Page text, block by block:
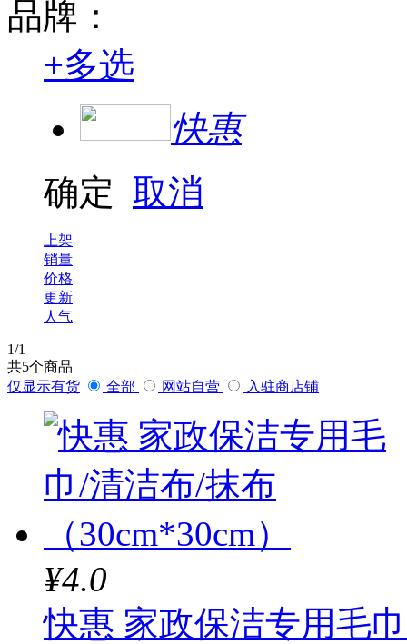
品牌：
+多选
快惠
确定 取消
上架
销量
价格
更新
人气
1/1
共5个商品
仅显示有货
全部 网站自营 入驻商店铺
¥4.0
快惠 家政保洁专用毛